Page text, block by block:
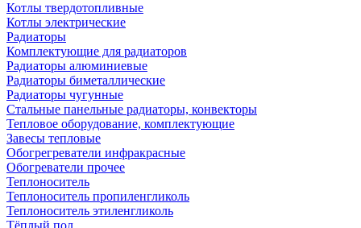
Котлы твердотопливные
Котлы электрические
Радиаторы
Комплектующие для радиаторов
Радиаторы алюминиевые
Радиаторы биметаллические
Радиаторы чугунные
Стальные панельные радиаторы, конвекторы
Тепловое оборудование, комплектующие
Завесы тепловые
Обогрегреватели инфракрасные
Обогреватели прочее
Теплоноситель
Теплоноситель пропиленгликоль
Теплоноситель этиленгликоль
Тёплый пол